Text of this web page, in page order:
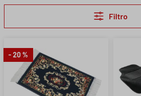
Filtro
- 20 %